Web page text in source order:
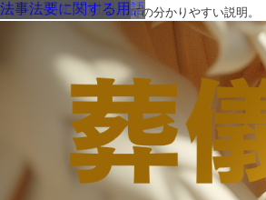
葬儀・葬式・法要についての分かりやすい説明。
葬儀後に関する用語
葬儀後に関する用語
納骨に関する用語
法事法要に関する用語